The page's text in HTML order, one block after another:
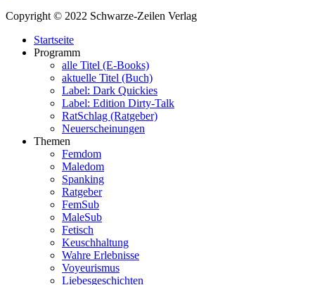
Copyright © 2022 Schwarze-Zeilen Verlag
Startseite
Programm
alle Titel (E-Books)
aktuelle Titel (Buch)
Label: Dark Quickies
Label: Edition Dirty-Talk
RatSchlag (Ratgeber)
Neuerscheinungen
Themen
Femdom
Maledom
Spanking
Ratgeber
FemSub
MaleSub
Fetisch
Keuschhaltung
Wahre Erlebnisse
Voyeurismus
Liebesgeschichten